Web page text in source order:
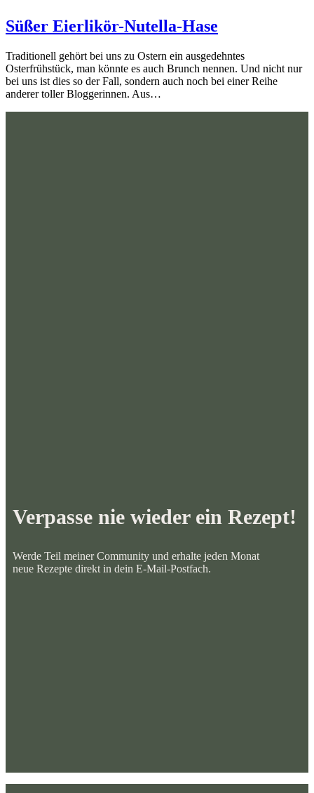
Süßer Eierlikör-Nutella-Hase
Traditionell gehört bei uns zu Ostern ein ausgedehntes
Osterfrühstück, man könnte es auch Brunch nennen. Und nicht nur
bei uns ist dies so der Fall, sondern auch noch bei einer Reihe
anderer toller Bloggerinnen. Aus…
Verpasse nie wieder ein Rezept!
Werde Teil meiner Community und erhalte jeden Monat
neue Rezepte direkt in dein E-Mail-Postfach.